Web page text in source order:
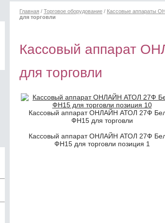
Главная / Торговое оборудование / Кассовые аппараты
для торговли
Кассовый аппарат
для торговли
Кассовый аппарат ОНЛАЙН АТОЛ 27Ф
ФН15 для торговли
Кассовый аппарат ОНЛАЙН АТОЛ 27Ф
ФН15 для торговли позиция 1